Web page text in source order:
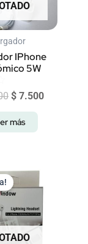
IPhone
5W
$ 7.500
más
precio
original
era:
$ 15.000.